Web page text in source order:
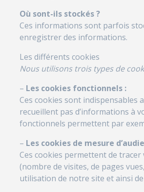
Où sont-ils stockés ?
Ces informations sont parfois
enregistrer des informations.
Les différents cookies
Nous utilisons trois types de
– Les cookies fonctionnels :
Ces cookies sont
recueillent pas d’informations à
fonctionnels permettent par
– Les cookies de mesure
Ces cookies permettent de
(nombre de visites, de pages
utilisation de notre site et ainsi